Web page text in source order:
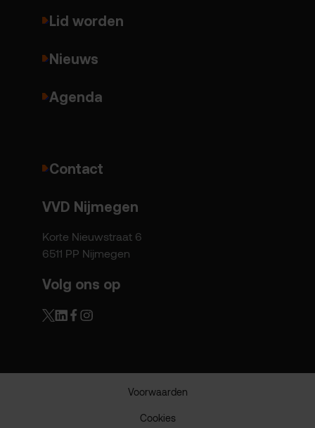
Lid worden
Nieuws
Agenda
Contact
VVD Nijmegen
Korte Nieuwstraat 6
6511 PP Nijmegen
Volg ons op
Voorwaarden
Cookies